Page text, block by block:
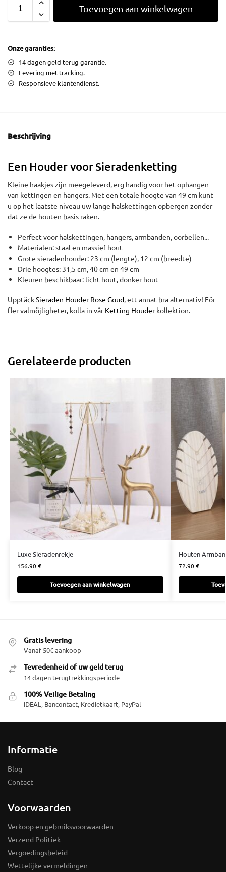
Toevoegen aan winkelwagen
Onze garanties:
14 dagen geld terug garantie.
Levering met tracking.
Responsieve klantendienst.
Beschrijving
Een Houder voor Sieradenketting
Kleine haakjes zijn meegeleverd, erg handig voor het ophangen
van kettingen en hangers. Met een totale hoogte van 49 cm kunt
u op het laatste niveau uw lange halskettingen opbergen zonder
dat ze de houten basis raken.
Perfect voor halskettingen, hangers, armbanden, oorbellen...
Materialen: staal en massief hout
Grote sieradenhouder: 23 cm (lengte), 12 cm (breedte)
Drie hoogtes: 31,5 cm, 40 cm en 49 cm
Kleuren beschikbaar: licht hout, donker hout
UpptäckSieraden Houder Rose Goud, ett annat bra alternativ! För
fler valmöjligheter, kolla in vårKetting Houderkollektion.
Gerelateerde producten
Luxe Sieradenrekje
156.90€
Toevoegen aan winkelwagen
Houten
72.90€
Gratis levering
Vanaf 50€ aankoop
Tevredenheid of uw geld terug
14 dagen terugtrekkingsperiode
100% Veilige Betaling
iDEAL, Bancontact, Kredietkaart, PayPal
Informatie
Blog
Contact
Voorwaarden
Verkoop en gebruiksvoorwaarden
Verzend Politiek
Vergoedingsbeleid
Wettelijke vermeldingen